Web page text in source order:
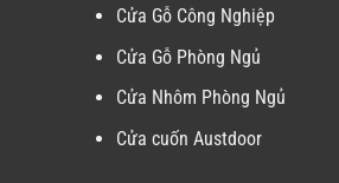
Cửa Gỗ Công Nghiệp
Cửa Gỗ Phòng Ngủ
Cửa Nhôm Phòng Ngủ
Cửa cuốn Austdoor